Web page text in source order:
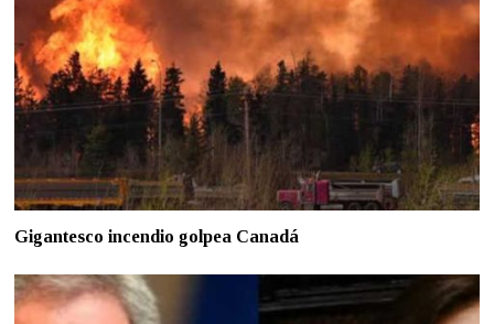
Gigantesco incendio golpea Canadá